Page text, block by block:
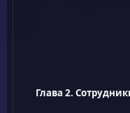
Глава 2.